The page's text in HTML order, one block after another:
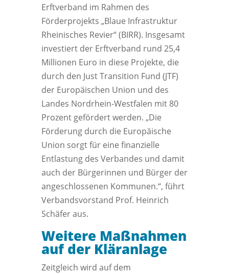
Erftverband im Rahmen des
Förderprojekts „Blaue Infrastruktur
Rheinisches Revier“ (BIRR). Insgesamt
investiert der Erftverband rund 25,4
Millionen Euro in diese Projekte, die
durch den Just Transition Fund (JTF)
der Europäischen Union und des
Landes Nordrhein-Westfalen mit 80
Prozent gefördert werden. „Die
Förderung durch die Europäische
Union sorgt für eine finanzielle
Entlastung des Verbandes und damit
auch der Bürgerinnen und Bürger der
angeschlossenen Kommunen.“, führt
Verbandsvorstand Prof. Heinrich
Schäfer aus.
Weitere Maßnahmen
auf der Kläranlage
Zeitgleich wird auf dem